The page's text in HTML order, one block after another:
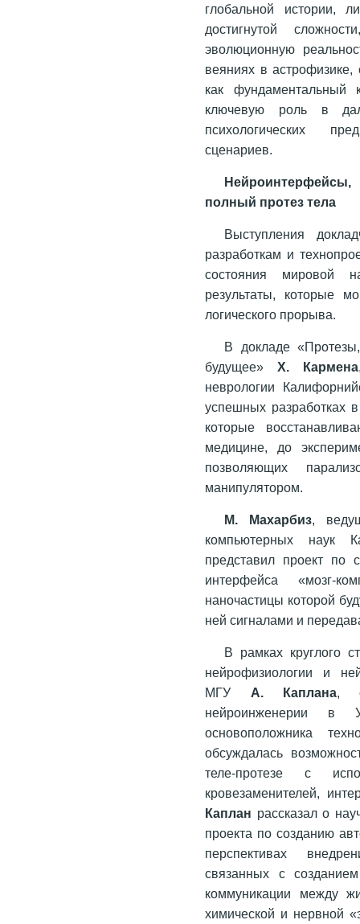
глобальной истории,
достигнутой
эволюционную
веяниях в астрофизике,
как фундаментальный
ключевую роль в
психологических
сценариев.
полный протез тела
Выступления
разработкам и
состояния мировой
результаты, которые
логического прорыва.
В докладе
будущее»Х. Кармена
неврологии
успешных разработках
которые
медицине, до
позволяющих
манипулятором.
М. Махарбиз,
компьютерных наук
представил проект по
интерфейса «мозг-
наночастицы которой
ней сигналами и
В рамках круглого
нейрофизиологии и
МГУ А. Каплана,
нейроинженерии в
основоположника
обсуждалась
теле-протезе с
кровезаменителей,
Каплан рассказал о
проекта по созданию
перспективах
связанных с
коммуникации между
химической и нервной